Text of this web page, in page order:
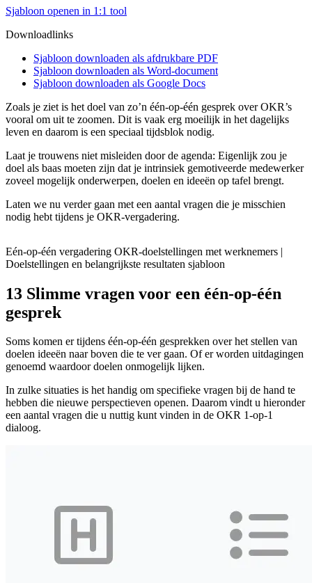
Sjabloon openen in 1:1 tool
Downloadlinks
Sjabloon downloaden als afdrukbare PDF
Sjabloon downloaden als Word-document
Sjabloon downloaden als Google Docs
Zoals je ziet is het doel van zo’n één-op-één gesprek over OKR’s
vooral om uit te zoomen. Dit is vaak erg moeilijk in het dagelijks
leven en daarom is een speciaal tijdsblok nodig.
Laat je trouwens niet misleiden door de agenda: Eigenlijk zou je
doel als baas moeten zijn dat je intrinsiek gemotiveerde medewerker
zoveel mogelijk onderwerpen, doelen en ideeën op tafel brengt.
Laten we nu verder gaan met een aantal vragen die je misschien
nodig hebt tijdens je OKR-vergadering.
Eén-op-één vergadering OKR-doelstellingen met werknemers |
Doelstellingen en belangrijkste resultaten sjabloon
13 Slimme vragen voor een één-op-één
gesprek
Soms komen er tijdens één-op-één gesprekken over het stellen van
doelen ideeën naar boven die te ver gaan. Of er worden uitdagingen
genoemd waardoor doelen onmogelijk lijken.
In zulke situaties is het handig om specifieke vragen bij de hand te
hebben die nieuwe perspectieven openen. Daarom vindt u hieronder
een aantal vragen die u nuttig kunt vinden in de OKR 1-op-1
dialoog.